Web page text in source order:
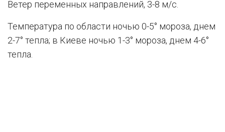
Ветер переменных направлений, 3-8 м/с.
Температура по области ночью 0-5° мороза, днем
2-7° тепла; в Киеве ночью 1-3° мороза, днем 4-6°
тепла.